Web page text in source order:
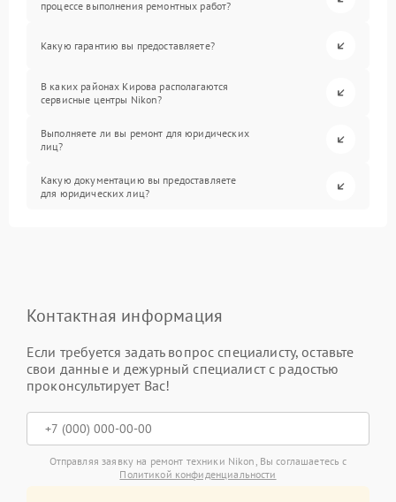
процессе выполнения ремонтных работ?
Какую гарантию вы предоставляете?
В каких районах Кирова располагаются
сервисные центры Nikon?
Выполняете ли вы ремонт для юридических
лиц?
Какую документацию вы предоставляете
для юридических лиц?
Контактная информация
Если требуется задать вопрос специалисту, оставьте
свои данные и дежурный специалист с радостью
проконсультирует Вас!
Отправляя заявку на ремонт техники Nikon, Вы соглашаетесь с
Политикой конфиденциальности